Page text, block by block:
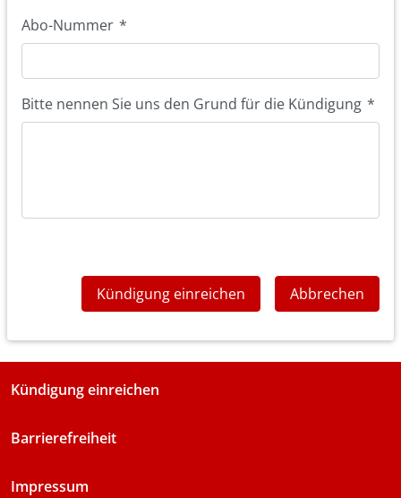
Abo-Nummer *
Bitte nennen Sie uns den Grund für die Kündigung *
Kündigung einreichen Abbrechen
Kündigung einreichen
Barrierefreiheit
Impressum